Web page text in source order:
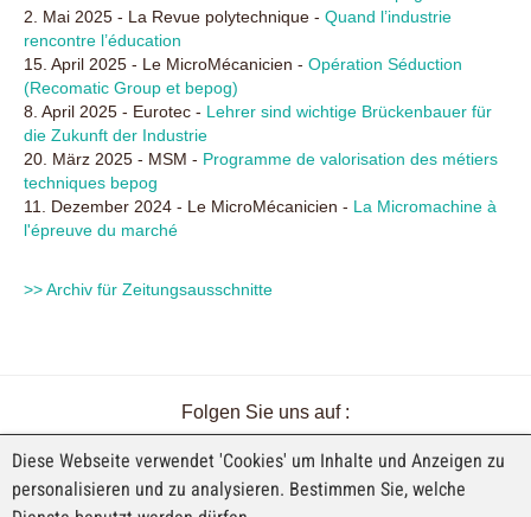
2. Mai 2025 - La Revue polytechnique - Quand l’industrie
rencontre l’éducation
15. April 2025 - Le MicroMécanicien - Opération Séduction
(Recomatic Group et bepog)
8. April 2025 - Eurotec - Lehrer sind wichtige Brückenbauer für
die Zukunft der Industrie
20. März 2025 - MSM - Programme de valorisation des métiers
techniques bepog
11. Dezember 2024 - Le MicroMécanicien - La Micromachine à
l'épreuve du marché
>> Archiv für Zeitungsausschnitte
Folgen Sie uns auf :
Diese Webseite verwendet 'Cookies' um Inhalte und Anzeigen zu
personalisieren und zu analysieren. Bestimmen Sie, welche